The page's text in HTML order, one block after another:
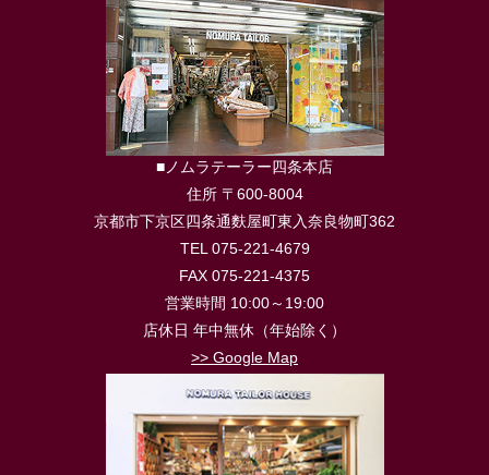
■ノムラテーラー四条本店
住所 〒600-8004
京都市下京区四条通麩屋町東入奈良物町362
TEL 075-221-4679
FAX 075-221-4375
営業時間 10:00～19:00
店休日 年中無休（年始除く）
>> Google Map